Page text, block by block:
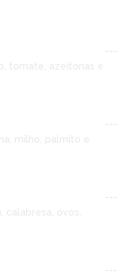
---
tomate, azeitonas e
---
milho, palmito e
---
calabresa, ovos,
---